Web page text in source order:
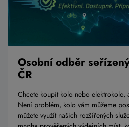
Osobní odběr
ČR
Chcete koupit kolo nebo elektrokolo,
Není problém, kolo vám můžeme
můžete využít našich rozšířených